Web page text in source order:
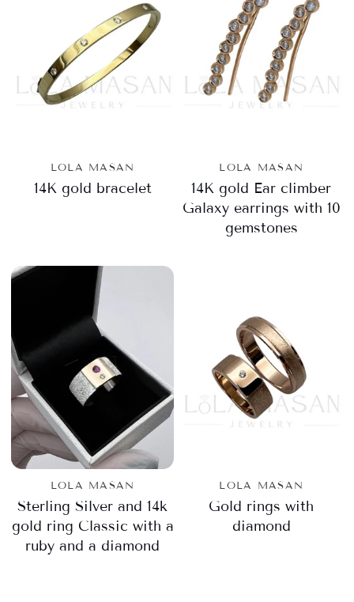
LOLA MASAN
14K gold bracelet
LOLA MASAN
14K gold Ear climber
Galaxy earrings with 10
gemstones
LOLA MASAN
Sterling Silver and 14k
gold ring Classic with a
ruby ​​and a diamond
LOLA MASAN
Gold rings with
diamond